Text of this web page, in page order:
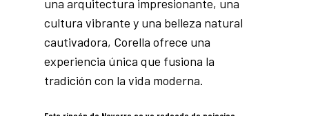
una arquitectura impresionante, una
cultura vibrante y una belleza natural
cautivadora, Corella ofrece una
experiencia única que fusiona la
tradición con la vida moderna.